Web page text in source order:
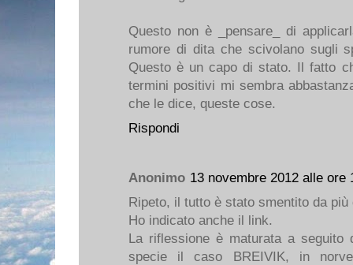
Questo non è _pensare_ di
rumore di dita che scivolano sugli
Questo è un capo di stato. Il fatto
termini positivi mi sembra
che le dice, queste cose.
Rispondi
Anonimo 13 novembre 2012 alle ore
Ripeto, il tutto è stato smentito da più
Ho indicato anche il link.
La riflessione è maturata a seguito
specie il caso BREIVIK, in